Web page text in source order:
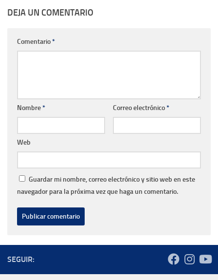
DEJA UN COMENTARIO
Comentario*
Nombre* Correo electrónico*
Web
Guardar mi nombre, correo electrónico y sitio web en este
navegador para la próxima vez que haga un comentario.
SEGUIR: